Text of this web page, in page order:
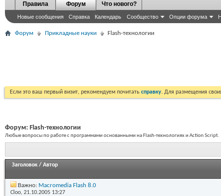
Правила Форум
Новые сообщения Справка Календарь Сообщество Опции форума
Что нового?
Форум Прикладные науки Flash-технологии
Если это ваш первый визит, рекомендуем почитать справку. Для размещения
Форум: Flash-технологии
Любые вопросы по работе с программами основанными на Flash-технологиях и Action Script.
Заголовок / Автор
Важно: Macromedia Flash 8.0
Cloo, 21.10.2005 13:27